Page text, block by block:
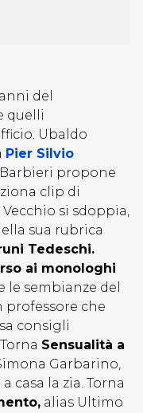
del
quelli
Ubaldo
Pier Silvio
propone
clip di
si sdoppia,
sua rubrica
Tedeschi.
ai monologhi
le sembianze del
professore che
consigli
Sensualità a
Garbarino,
casa la zia. Torna
alias Ultimo